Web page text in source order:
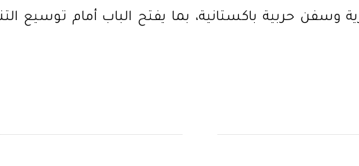
وسفن حربية باكستانية، بما يفتح الباب أمام